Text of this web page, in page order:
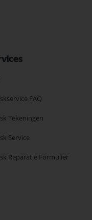
FAQ
Tekeningen
Service
Reparatie Formulier